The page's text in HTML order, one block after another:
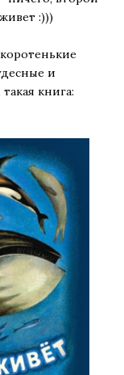
:)))
и
книга: